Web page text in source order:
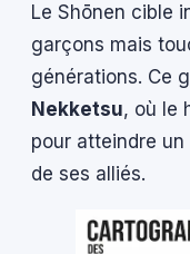
Le Shōnen cible
garçons mais
générations. Ce
Nekketsu, où le
pour atteindre
de ses alliés.